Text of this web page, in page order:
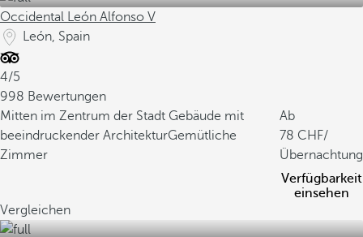
Occidental León Alfonso V
León, Spain
4/5
998 Bewertungen
Mitten im Zentrum der Stadt Gebäude mit
beeindruckender ArchitekturGemütliche
Zimmer
Ab
78
/
Übernachtung
Verfügbarkeit
einsehen
Vergleichen